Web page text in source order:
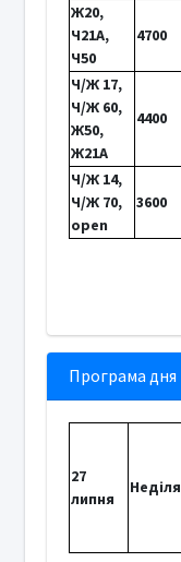
Ж20,
Ч21A,
Ч50
4700
Ч/Ж 17,
Ч/Ж 60,
Ж50,
Ж21А
4400
Ч/Ж 14,
Ч/Ж 70,
open
3600
Програма дня
27
липня
Неділя